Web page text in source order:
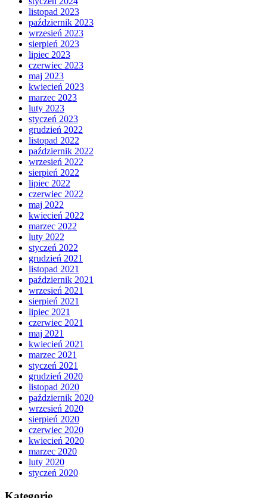
listopad 2023
październik 2023
wrzesień 2023
sierpień 2023
lipiec 2023
czerwiec 2023
maj 2023
kwiecień 2023
marzec 2023
luty 2023
styczeń 2023
grudzień 2022
listopad 2022
październik 2022
wrzesień 2022
sierpień 2022
lipiec 2022
czerwiec 2022
maj 2022
kwiecień 2022
marzec 2022
luty 2022
styczeń 2022
grudzień 2021
listopad 2021
październik 2021
wrzesień 2021
sierpień 2021
lipiec 2021
czerwiec 2021
maj 2021
kwiecień 2021
marzec 2021
styczeń 2021
grudzień 2020
listopad 2020
październik 2020
wrzesień 2020
sierpień 2020
czerwiec 2020
kwiecień 2020
marzec 2020
luty 2020
styczeń 2020